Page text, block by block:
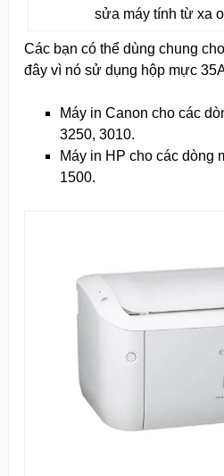
sửa máy tính từ xa
Các bạn có thể dùng chung
đây vì nó sử dụng hộp mực
Máy in Canon cho các
3250, 3010.
Máy in HP cho các dòng
1500.